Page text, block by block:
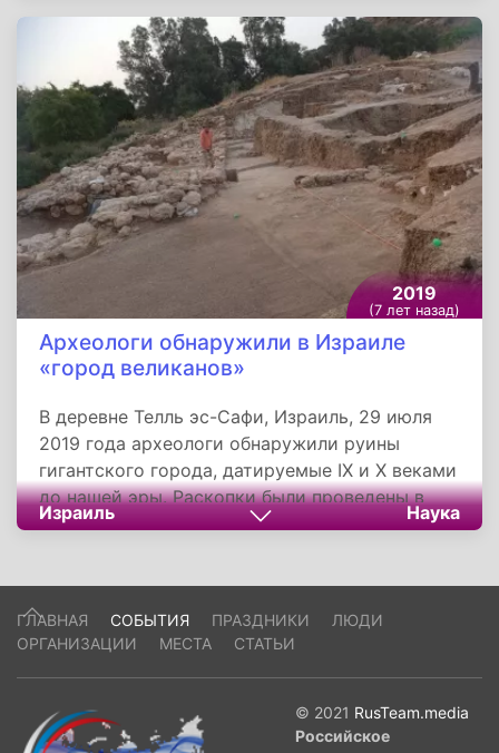
с показом телевизионных рекламных роликов
в Австралии, Канаде, Франции, Германии,
Японии, Великобритании и США.
2019
(7 лет назад)
Археологи обнаружили в Израиле
«город великанов»
В деревне Телль эс-Сафи, Израиль, 29 июля
2019 года археологи обнаружили руины
гигантского города, датируемые IX и X веками
до нашей эры. Раскопки были проведены в
древнем городе Геф, в котором, родился
Экроном был одним из пяти филистимских
городов, павших в 830 году до нашей эры от
войск арамейского царя Азаила.
Исследование показало, что Геф появился
раньше, чем полагали. Он существовал в XI
Израиль Наука
ГЛАВНАЯ СОБЫТИЯ ПРАЗДНИКИ
ЛЮДИ
ОРГАНИЗАЦИИ
МЕСТА СТАТЬИ
© 2021 RusTeam.media
Российское